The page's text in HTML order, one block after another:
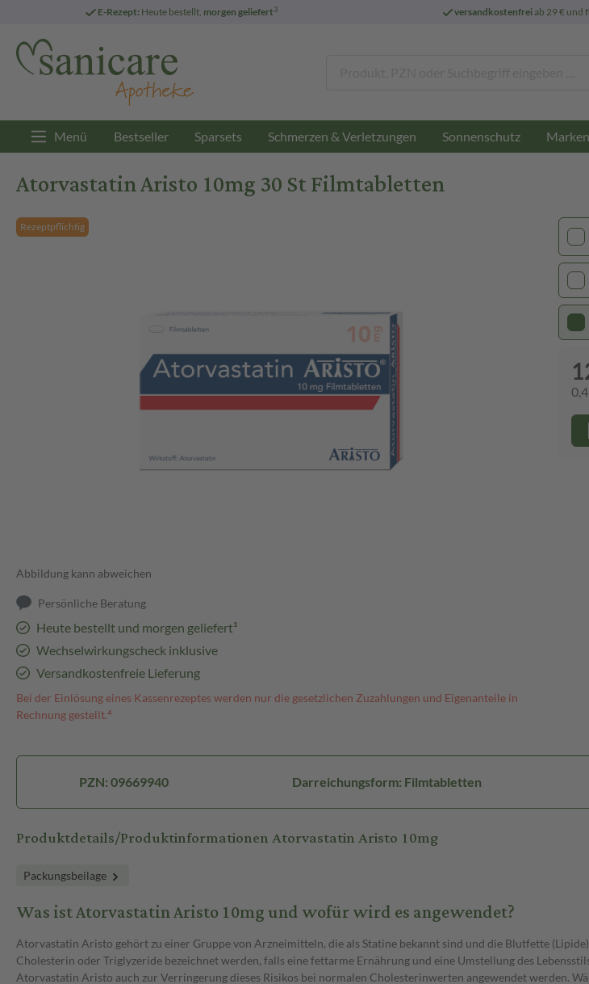
E-Rezept: Heute bestellt, morgen geliefert3 versandkostenfreiab 29 € und
Menü Bestseller Sparsets Schmerzen & Verletzungen Sonnenschutz Marken
Atorvastatin Aristo 10mg 30 St Filmtabletten
Rezeptpflichtig
Abbildung kann abweichen
Persönliche Beratung
Heute bestellt und morgen geliefert³
Wechselwirkungscheck inklusive
Versandkostenfreie Lieferung
Bei der Einlösung eines Kassenrezeptes werden nur die gesetzlichen Zuzahlungen und Eigenanteile in
Rechnung gestellt.⁴
PZN: 09669940 Darreichungsform: Filmtabletten
Produktdetails/Produktinformationen Atorvastatin Aristo 10mg
Packungsbeilage
Was ist Atorvastatin Aristo 10mg und wofür wird es angewendet?
Atorvastatin Aristo gehört zu einer Gruppe von Arzneimitteln, die als Statine bekannt sind und die Blutfette
Cholesterin oder Triglyzeride bezeichnet werden, falls eine fettarme Ernährung und eine Umstellung des
Atorvastatin Aristo auch zur Verringerung dieses Risikos bei normalen Cholesterinwerten angewendet werden.